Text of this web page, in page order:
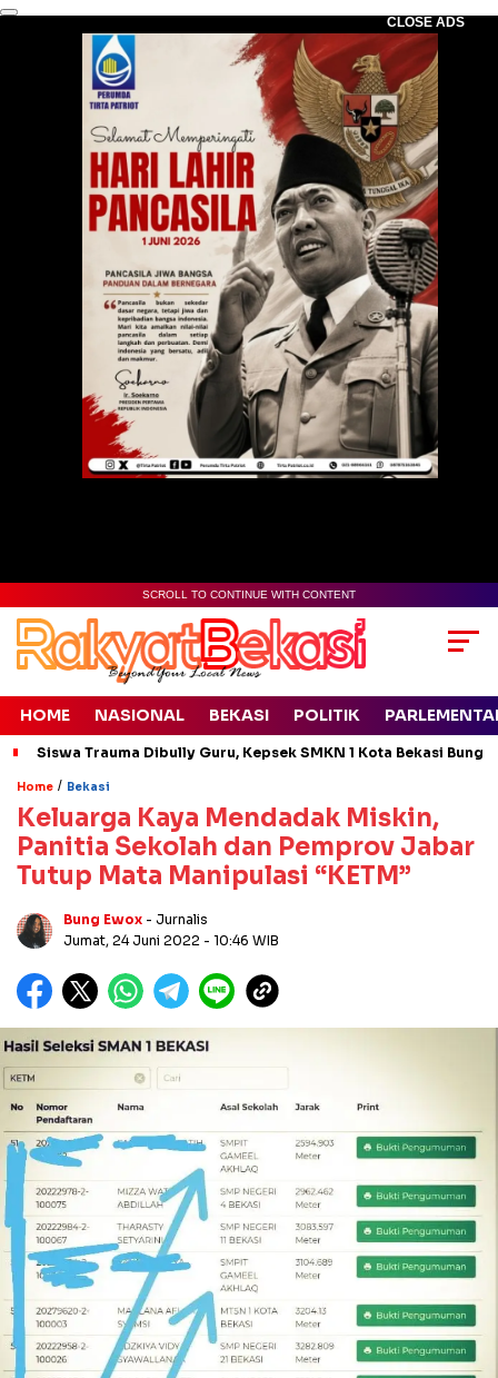
CLOSE ADS
SCROLL TO CONTINUE WITH CONTENT
HOME NASIONAL BEKASI POLITIK
Siswa Trauma Dibully Guru, Kepsek SMKN 1 Kota Bekasi
Home / Bekasi
Keluarga Kaya Mendadak Miskin,
Panitia Sekolah dan Pemprov Jabar
Tutup Mata Manipulasi “KETM”
Bung Ewox - Jurnalis
Jumat, 24 Juni 2022 - 10:46 WIB